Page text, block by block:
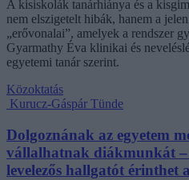
A kisiskolák tanárhiánya és a
nem elszigetelt hibák, hanem a
„erővonalai”, amelyek a rendszer
Gyarmathy Éva klinikai és
egyetemi tanár szerint.
Közoktatás
Kurucz-Gáspár Tünde
Dolgoznának az egyetem
vállalhatnak diákmunkát –
levelezős hallgatót érinthet